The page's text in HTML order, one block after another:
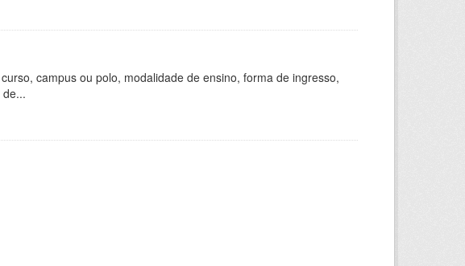
campus ou polo, modalidade de ensino, forma de ingresso,